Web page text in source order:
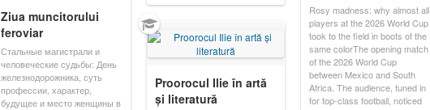
Rosy madness: why almost all
players at the 2026 World Cup
took to the field in boots of the
same colorThe opening match
of the 2026 World Cup
between Mexico and South
Africa. The audience, tuned in
for top-class football, noticed
Ziua muncitorului
feroviar
Стальные магистрали и
человеческие судьбы: День
железнодорожника, суть
профессии, характер,
будущее и место женщины в
Proorocul Ilie în artă
și literatură